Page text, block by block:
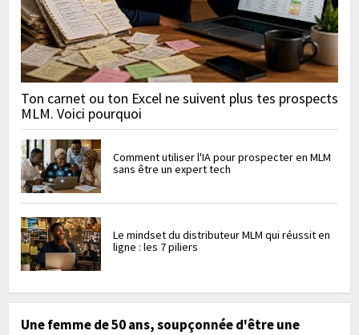
Ton carnet ou ton Excel ne suivent plus tes prospects
MLM. Voici pourquoi
Comment utiliser l'IA pour prospecter en MLM
sans être un expert tech
Le mindset du distributeur MLM qui réussit en
ligne : les 7 piliers
Une femme de 50 ans, soupçonnée d'être une